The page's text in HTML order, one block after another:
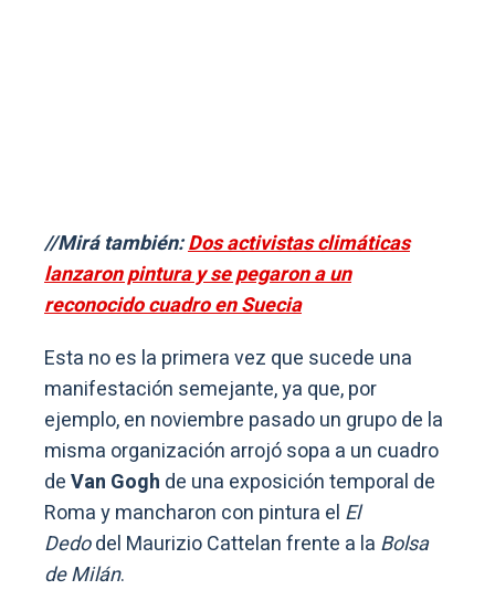
//Mirá también:Dos activistas climáticas
lanzaron pintura y se pegaron a un
reconocido cuadro en Suecia
Esta no es la primera vez que sucede una
manifestación semejante, ya que, por
ejemplo, en noviembre pasado un grupo de la
misma organización arrojó sopa a un cuadro
deVan Gogh de una exposición temporal de
Roma y mancharon con pintura el El
Dedodel Maurizio Cattelan frente a la Bolsa
de Milán.